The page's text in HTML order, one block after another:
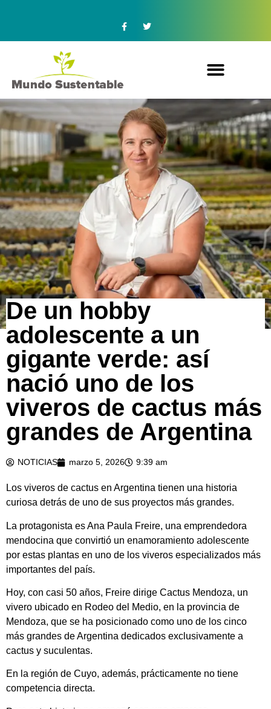
De un hobby
adolescente a un
gigante verde: así
nació uno de los
viveros de cactus más
grandes de Argentina
NOTICIAS marzo 5, 2026 9:39 am
Los viveros de cactus en Argentina tienen una historia
curiosa detrás de uno de sus proyectos más grandes.
La protagonista es Ana Paula Freire, una emprendedora
mendocina que convirtió un enamoramiento adolescente
por estas plantas en uno de los viveros especializados más
importantes del país.
Hoy, con casi 50 años, Freire dirige Cactus Mendoza, un
vivero ubicado en Rodeo del Medio, en la provincia de
Mendoza, que se ha posicionado como uno de los cinco
más grandes de Argentina dedicados exclusivamente a
cactus y suculentas.
En la región de Cuyo, además, prácticamente no tiene
competencia directa.